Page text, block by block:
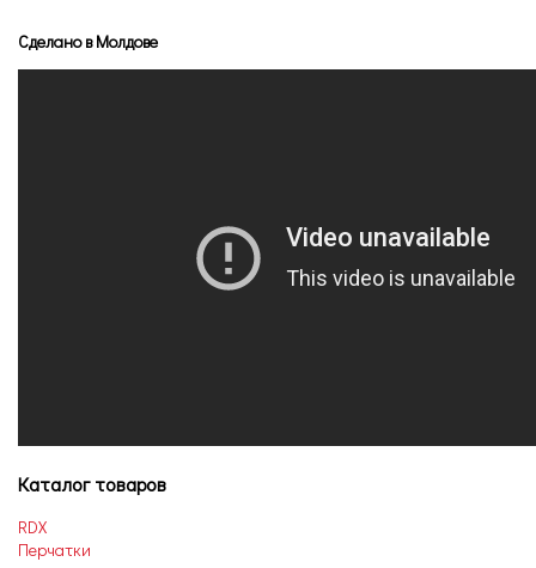
Сделано в Молдове
Каталог товаров
RDX
Перчатки